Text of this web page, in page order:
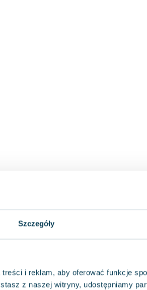
Szczegóły
i reklam, aby oferować funkcje
z naszej witryny, udostępniamy